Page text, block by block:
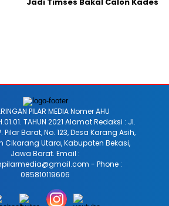
PILAR MEDIA Nomer AHU
TAHUN 2021 Alamat Redaksi : Jl.
Pilar Barat, No. 123, Desa Karang Asih,
Cikarang Utara, Kabupaten Bekasi,
Jawa Barat. Email :
- Phone :
085810119606